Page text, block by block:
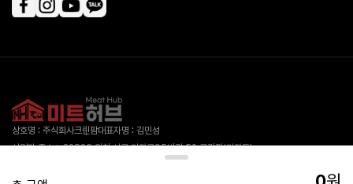
상호명 : 주식회사크린팜대표자명 : 김민성
사업자 주소 : 22826 인천 서구 가좌로95번길 52 크린팜(가좌동)